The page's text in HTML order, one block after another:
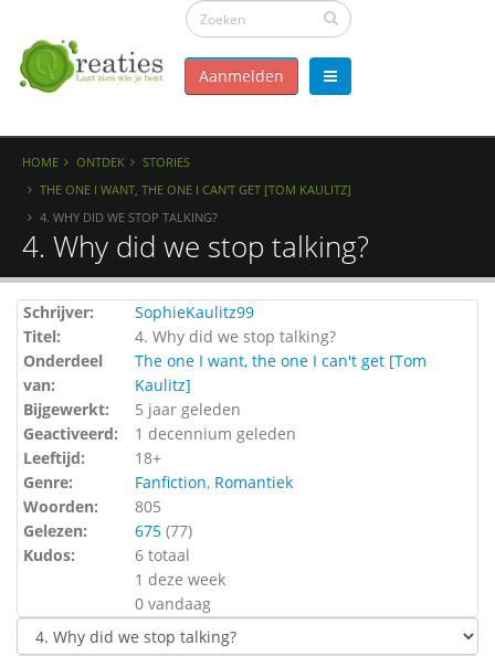
Aanmelden
HOME ONTDEK
STORIES
THE ONE I WANT, THE ONE I CAN'T GET [TOM KAULITZ]
4. WHY DID WE STOP TALKING?
4. Why did we stop talking?
Schrijver:
SophieKaulitz99
Titel:
4. Why did we stop talking?
Onderdeel
van:
The one I want, the one I can't get [Tom
Kaulitz]
Bijgewerkt:
5 jaar geleden
Geactiveerd:
1 decennium geleden
Leeftijd:
18+
Genre:
Fanfiction, Romantiek
Woorden:
805
Gelezen:
675 (77)
Kudos:
6 totaal
1 deze week
0 vandaag